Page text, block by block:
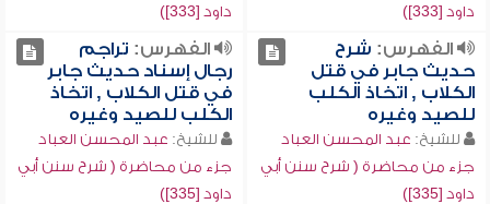
داود [333])
داود [333])
الفهرس: شرح
حديث جابر في قتل
الكلاب , اتخاذ الكلب
للصيد وغيره
للشيخ: عبد المحسن العباد
جزء من محاضرة ( شرح سنن أبي
داود [335])
الفهرس: تراجم
رجال إسناد حديث جابر
في قتل الكلاب , اتخاذ
الكلب للصيد وغيره
للشيخ: عبد المحسن العباد
جزء من محاضرة ( شرح سنن أبي
داود [335])